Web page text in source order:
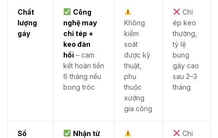
Chất
lượng
gáy
Công
nghệ may
chỉ tép +
keo đàn
hồi – cam
kết hoàn tiền
6 tháng nếu
bong tróc
Không
kiểm
soát
được kỹ
thuật,
phụ
thuộc
xưởng
gia công
Chỉ
ép keo
thường,
tỷ lệ
bung
gáy cao
sau 2–3
tháng
Số
Nhận từ
Chỉ